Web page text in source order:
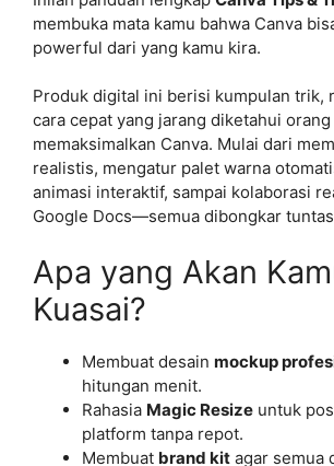
membuka mata kamu bahwa Canva
powerful dari yang kamu kira.
Produk digital ini berisi kumpulan trik,
cara cepat yang jarang diketahui
memaksimalkan Canva. Mulai dari
realistis, mengatur palet warna
animasi interaktif, sampai kolaborasi
Google Docs—semua dibongkar
Apa yang Akan
Kuasai?
Membuat desain mockup
hitungan menit.
Rahasia Magic Resize untuk
platform tanpa repot.
Membuat brand kit agar semua